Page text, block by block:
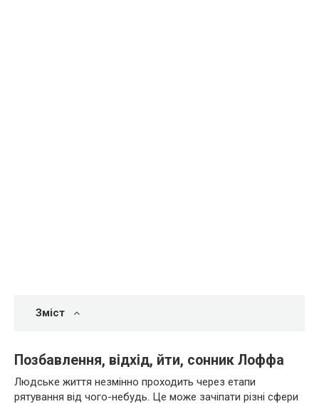
Зміст
Позбавлення, відхід, йти, сонник Лоффа
Людське життя незмінно проходить через етапи
рятування від чого-небудь. Це може зачіпати різні сфери